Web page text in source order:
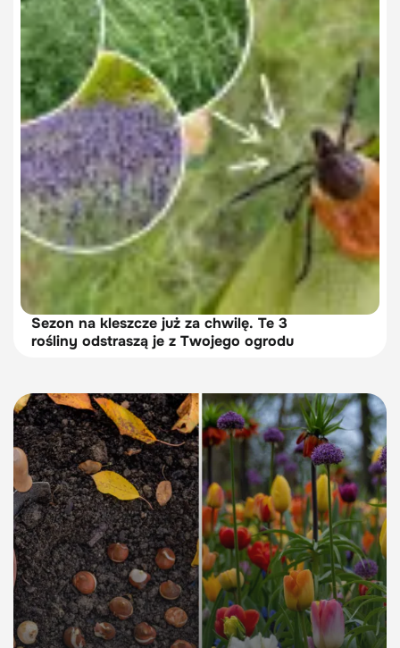
Sezon na kleszcze już za chwilę. Te 3
rośliny odstraszą je z Twojego ogrodu